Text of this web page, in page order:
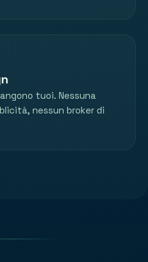
tuoi. Nessuna
nessun broker di